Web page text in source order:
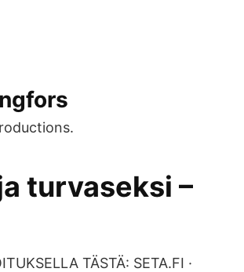
turvaseksi –
TÄSTÄ: SETA.FI ·